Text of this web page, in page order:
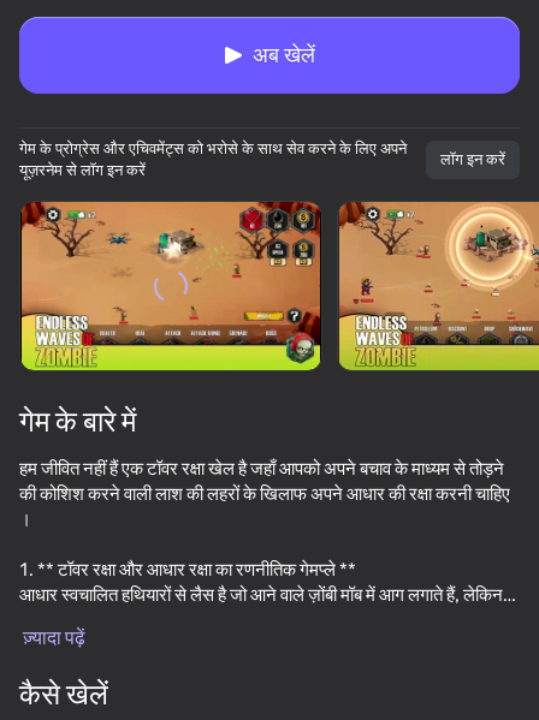
डिवाइस घुमाएँ
यह गेम केवल लैंडस्केप
ओरिएंटेशन का समर्थन करता है
लोड हो रहा है
अब खेलें
गेम के प्रोग्रेस और एचिवमेंट्स को भरोसे के साथ सेव करने के लिए अपने
यूज़रनेम से लॉग इन करें
लॉग इन करें
गेम के बारे में
हम जीवित नहीं हैं एक टॉवर रक्षा खेल है जहाँ आपको अपने बचाव के माध्यम से तोड़ने
की कोशिश करने वाली लाश की लहरों के खिलाफ अपने आधार की रक्षा करनी चाहिए
।
1. ** टॉवर रक्षा और आधार रक्षा का रणनीतिक गेमप्ले **
आधार स्वचालित हथियारों से लैस है जो आने वाले ज़ोंबी मॉब में आग लगाते हैं, लेकिन
अपने आधार और शस्त्रागार को अपग्रेड करें । अपने हथियार, गोला बारूद और गढ़
ज़्यादा पढ़ें
कैसे खेलें